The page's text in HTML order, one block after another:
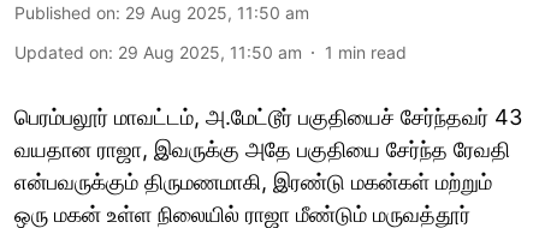
Published on: 29 Aug 2025, 11:50 am
Updated on: 29 Aug 2025, 11:50 am 1 min read
பெரம்பலூர் மாவட்டம், அ.மேட்டூர் பகுதியைச் சேர்ந்தவர் 43
வயதான ராஜா, இவருக்கு அதே பகுதியை சேர்ந்த ரேவதி
என்பவருக்கும் திருமணமாகி, இரண்டு மகன்கள் மற்றும்
ஒரு மகன் உள்ள நிலையில் ராஜா மீண்டும் மருவத்தூர்